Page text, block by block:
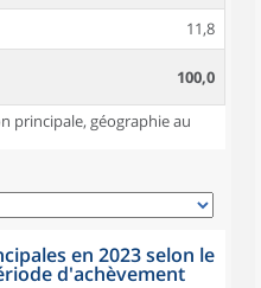
11,8
100,0
principale, géographie au
en 2023 selon le
d'achèvement